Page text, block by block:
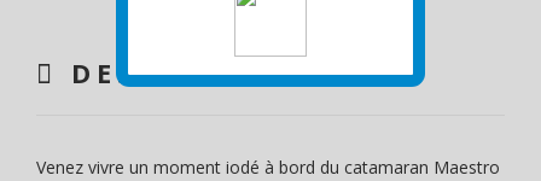
DESCRIPTION
Venez vivre un moment iodé à bord du catamaran Maestro